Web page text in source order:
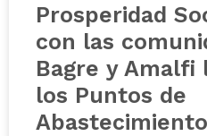
Prosperidad
con las
Bagre y Amalfi
los Puntos de